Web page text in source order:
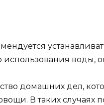
использования воды,
домашних дел,
В таких случаях